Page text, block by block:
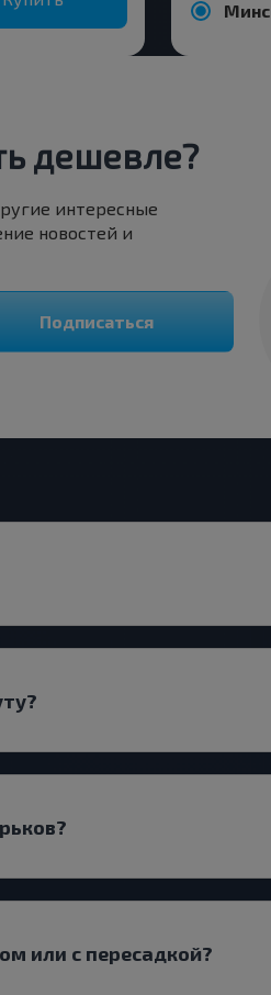
дешевле?
интересные
новостей и
Подписаться
или с пересадкой?